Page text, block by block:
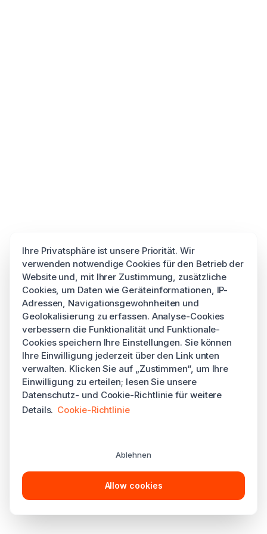
Ihre Privatsphäre ist unsere Priorität. Wir
verwenden notwendige Cookies für den Betrieb der
Website und, mit Ihrer Zustimmung, zusätzliche
Cookies, um Daten wie Geräteinformationen, IP-
Adressen, Navigationsgewohnheiten und
Geolokalisierung zu erfassen. Analyse-Cookies
verbessern die Funktionalität und Funktionale-
Cookies speichern Ihre Einstellungen. Sie können
Ihre Einwilligung jederzeit über den Link unten
verwalten. Klicken Sie auf „Zustimmen“, um Ihre
Einwilligung zu erteilen; lesen Sie unsere
Datenschutz- und Cookie-Richtlinie für weitere
Details. Cookie-Richtlinie
Ablehnen
Allow cookies